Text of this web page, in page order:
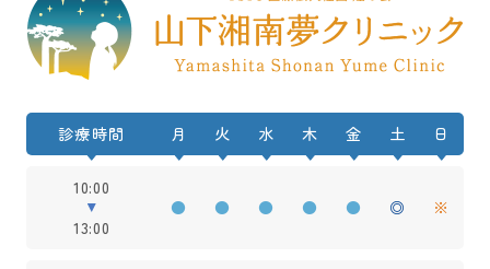
診療時間 月 火 水 木 金 土 日
10:00
13:00
● ● ● ● ● ◎ ※